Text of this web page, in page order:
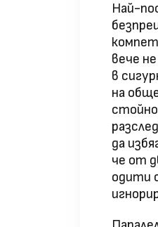
Най-
вече
в
на
да
че от
одити